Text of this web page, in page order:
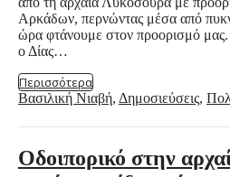
Αρκάδων, περνώντας μέσα από
ώρα φτάνουμε στον προορισμό μας.
ο Δίας…
Περισσότερα
Βασιλική Νιαβή, Δημοσιεύσεις,
Οδοιπορικό στην